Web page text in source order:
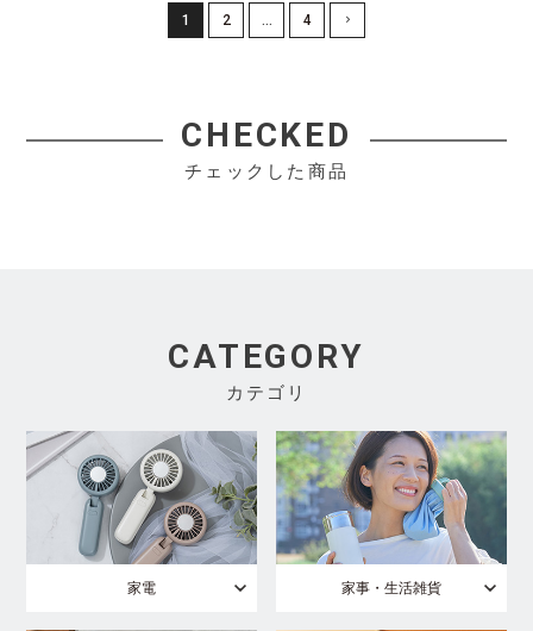
1 2 … 4
CHECKED
チェックした商品
CATEGORY
カテゴリ
家電 家事・生活雑貨